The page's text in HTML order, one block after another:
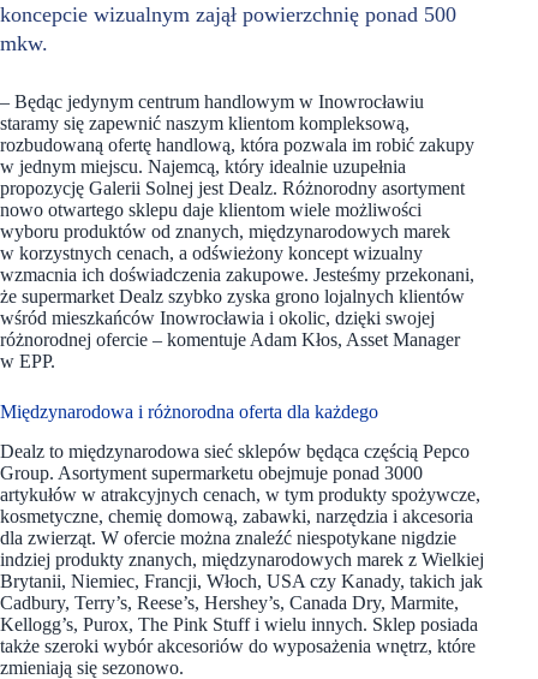
koncepcie wizualnym zajął powierzchnię ponad 500
mkw.
– Będąc jedynym centrum handlowym w Inowrocławiu
staramy się zapewnić naszym klientom kompleksową,
rozbudowaną ofertę handlową, która pozwala im robić zakupy
w jednym miejscu. Najemcą, który idealnie uzupełnia
propozycję Galerii Solnej jest Dealz. Różnorodny asortyment
nowo otwartego sklepu daje klientom wiele możliwości
wyboru produktów od znanych, międzynarodowych marek
w korzystnych cenach, a odświeżony koncept wizualny
wzmacnia ich doświadczenia zakupowe. Jesteśmy przekonani,
że supermarket Dealz szybko zyska grono lojalnych klientów
wśród mieszkańców Inowrocławia i okolic, dzięki swojej
różnorodnej ofercie – komentuje Adam Kłos, Asset Manager
w EPP.
Międzynarodowa i różnorodna oferta dla każdego
Dealz to międzynarodowa sieć sklepów będąca częścią Pepco
Group. Asortyment supermarketu obejmuje ponad 3000
artykułów w atrakcyjnych cenach, w tym produkty spożywcze,
kosmetyczne, chemię domową, zabawki, narzędzia i akcesoria
dla zwierząt. W ofercie można znaleźć niespotykane nigdzie
indziej produkty znanych, międzynarodowych marek z Wielkiej
Brytanii, Niemiec, Francji, Włoch, USA czy Kanady, takich jak
Cadbury, Terry’s, Reese’s, Hershey’s, Canada Dry, Marmite,
Kellogg’s, Purox, The Pink Stuff i wielu innych. Sklep posiada
także szeroki wybór akcesoriów do wyposażenia wnętrz, które
zmieniają się sezonowo.